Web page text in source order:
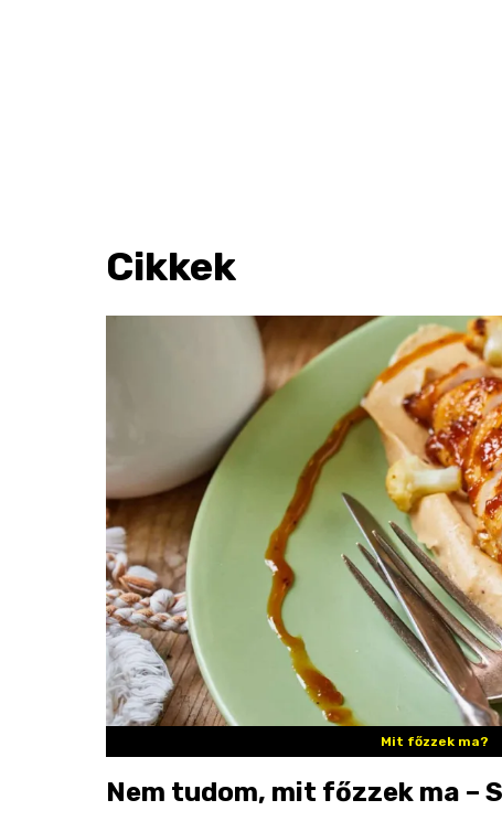
Cikkek
Mit főzzek ma?
Nem tudom, mit főzzek ma –